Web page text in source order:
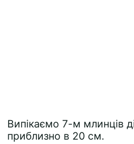
Випікаємо 7-м млинців
приблизно в 20 см.